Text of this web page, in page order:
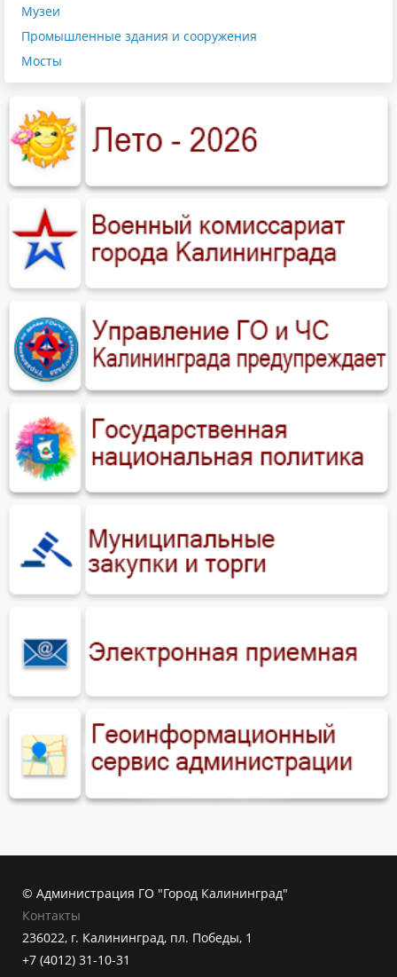
Музеи
Промышленные здания и сооружения
Мосты
© Администрация ГО "Город Калининград"
Контакты
236022, г. Калининград, пл. Победы, 1
+7 (4012) 31-10-31